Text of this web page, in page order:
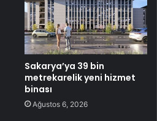
Sakarya’ya 39 bin
metrekarelik yeni hizmet
binası
Ağustos 6, 2026